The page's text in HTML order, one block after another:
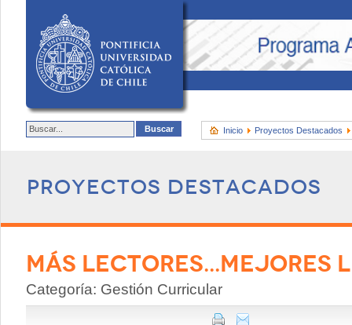
Inicio Proyectos Destacados
Proyectos destacados
MÁS LECTORES...MEJORES
Categoría: Gestión Curricular